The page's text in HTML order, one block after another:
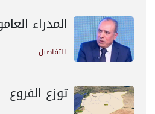
المدراء
التفاصيل
توزع الفروع